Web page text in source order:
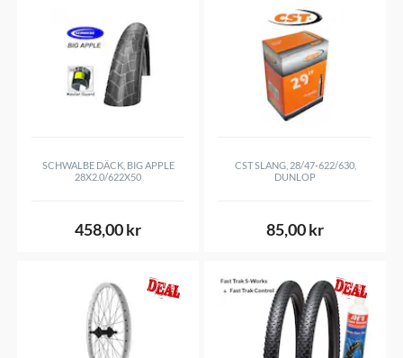
SCHWALBE DÄCK, BIG APPLE
28X2.0/622X50
458,00 kr
CST SLANG, 28/47-622/630,
DUNLOP
85,00 kr